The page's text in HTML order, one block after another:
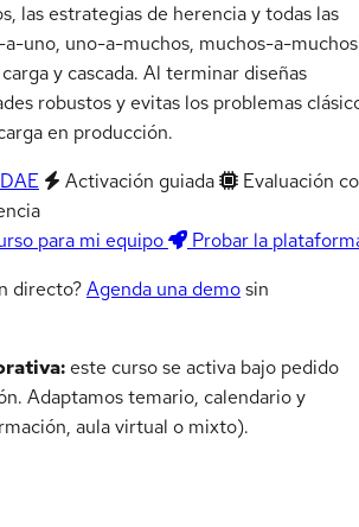
las estrategias de herencia y todas las
a-uno, uno-a-muchos, muchos-a-
y cascada. Al terminar diseñas
robustos y evitas los problemas
en producción.
Activación guiada
Evaluación
para mi equipo
Probar la
directo?Agenda una demosin
este curso se activa bajo pedido
Adaptamos temario, calendario y
aula virtual o mixto).